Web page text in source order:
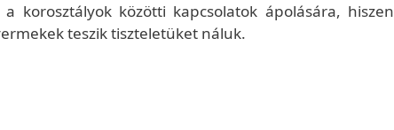
korosztályok közötti kapcsolatok ápolására, hiszen
teszik tiszteletüket náluk.